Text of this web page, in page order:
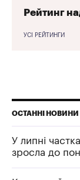
Рейтинг
УСІ РЕЙТИНГИ
ОСТАННІ НОВИНИ
У липні
зросла до